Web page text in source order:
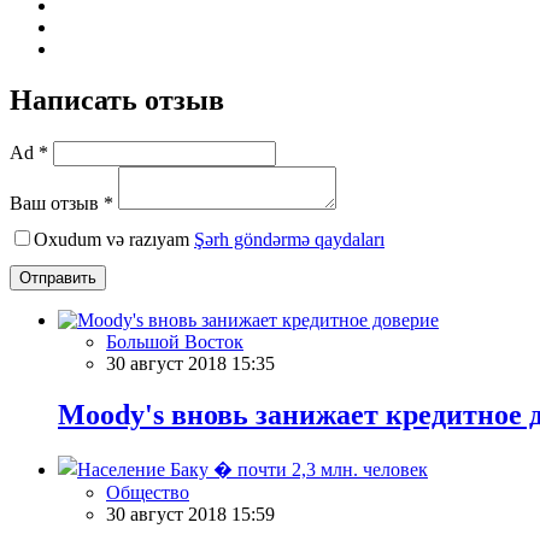
Написать отзыв
Ad *
Ваш отзыв *
Oxudum və razıyam Şərh göndərmə qaydaları
Отправить
Большой Восток
30 август 2018 15:35
Moody's вновь занижает кредитное
Общество
30 август 2018 15:59